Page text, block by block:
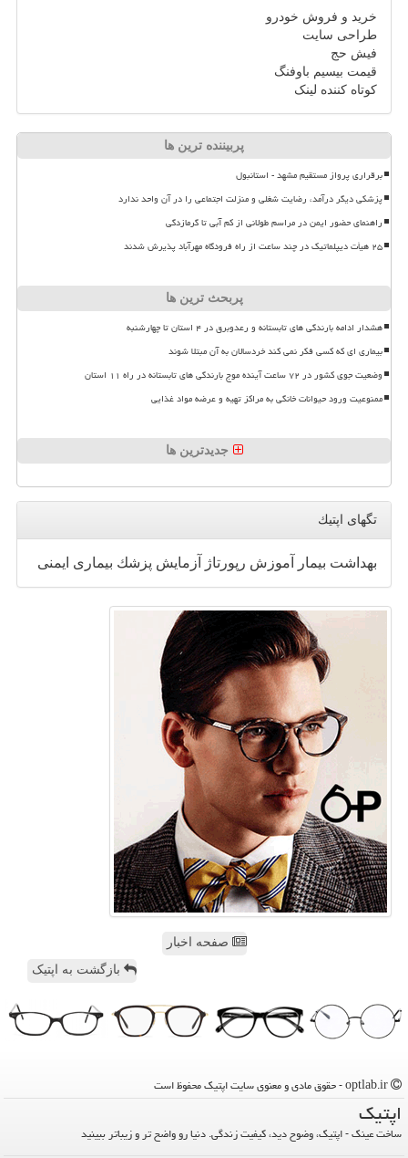
خرید و فروش خودرو
طراحی سایت
فیش حج
قیمت بیسیم باوفنگ
کوتاه کننده لینک
پربیننده ترین ها
برقراری پرواز مستقیم مشهد - استانبول
پزشکی دیگر درآمد، رضایت شغلی و منزلت اجتماعی را در آن واحد ندارد
راهنمای حضور ایمن در مراسم طولانی از کم آبی تا گرمازدگی
۲۵ هیأت دیپلماتیک در چند ساعت از راه فرودگاه مهرآباد پذیرش شدند
پربحث ترین ها
هشدار ادامه بارندگی های تابستانه و رعدوبرق در ۴ استان تا چهارشنبه
بیماری ای که کسی فکر نمی کند خردسالان به آن مبتلا شوند
وضعیت جوی کشور در ۷۲ ساعت آینده موج بارندگی های تابستانه در راه ۱۱ استان
ممنوعیت ورود حیوانات خانگی به مراکز تهیه و عرضه مواد غذایی
جدیدترین ها
تگهای اپتیك
بهداشت بیمار آموزش رپورتاژ آزمایش پزشك بیماری ایمنی
صفحه اخبار
بازگشت به اپتیک
اپتیك
ساخت عینک - اپتیک، وضوح دید، کیفیت زندگی. دنیا رو واضح تر و زیباتر ببینید